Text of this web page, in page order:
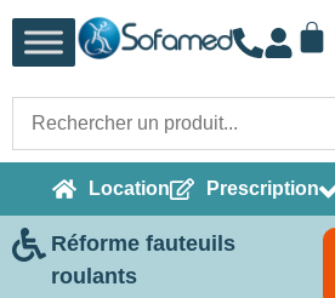
Location Prescription
Réforme fauteuils
roulants